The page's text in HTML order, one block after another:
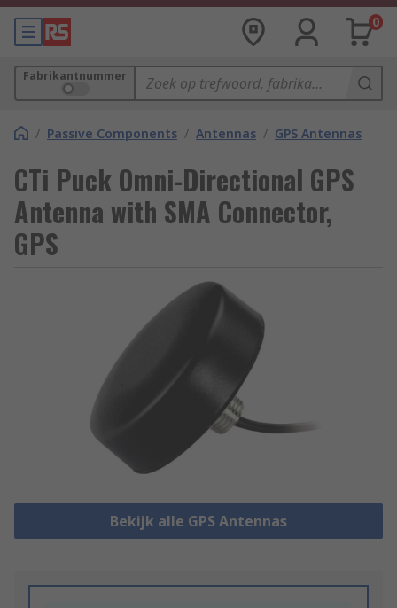
0
Fabrikantnummer
/ Passive Components / Antennas / GPS Antennas
CTi Puck Omni-Directional GPS
Antenna with SMA Connector,
GPS
Bekijk alle GPS Antennas